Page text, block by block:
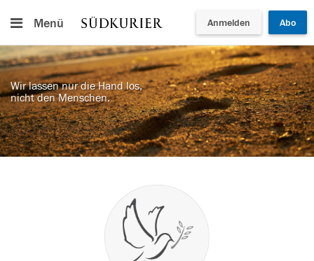
Menü Anmelden Abo
Wir lassen nur die Hand los,
nicht den Menschen.